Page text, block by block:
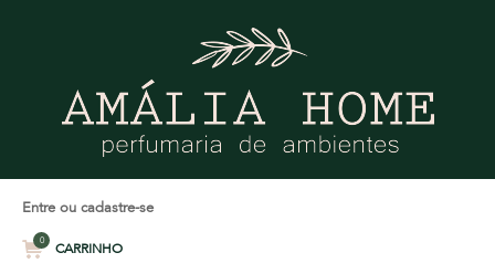
Entre ou cadastre-se
CARRINHO
0